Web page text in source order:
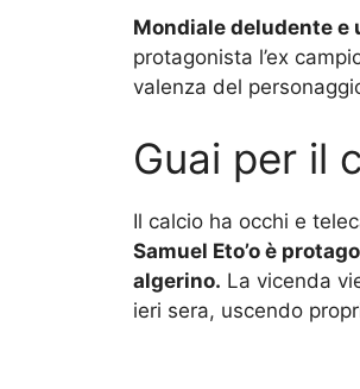
Mondiale deludente e
protagonista l’ex
valenza del
Guai per il
Il calcio ha occhi e
Samuel Eto’o è
algerino. La vicenda
ieri sera, uscendo